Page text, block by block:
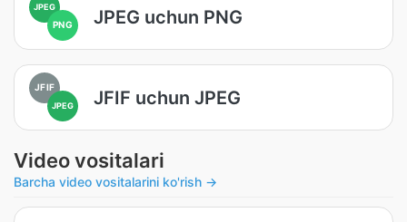
JPEG
PNG JPEG uchun PNG
JFIF
JPEG JFIF uchun JPEG
Video vositalari
Barcha video vositalarini ko'rish →